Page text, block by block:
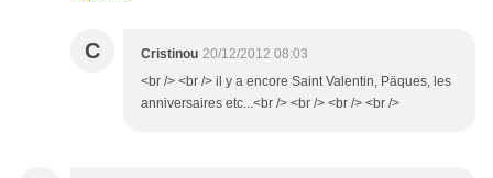
C Cristinou 20/12/2012 08:03
<br /> <br /> il y a encore Saint Valentin, Päques, les
anniversaires etc...<br /> <br /> <br /> <br />